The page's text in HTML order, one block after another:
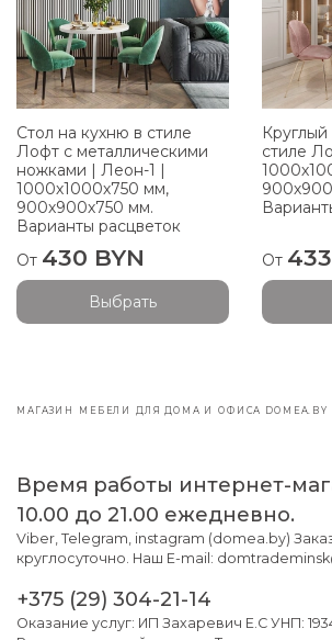
Стол на кухню в стиле
Лофт с металлическими
ножками | Леон-1 |
1000х1000х750 мм,
900х900х750 мм.
Варианты расцветок
От 430 BYN
Выбрать
стиле
От
МАГАЗИН МЕБЕЛИ ДЛЯ ДОМА И ОФИСА DOMEA.BY
Время работы интернет-
10.00 до 21.00 ежедневно.
Viber, Telegram, instagram (domea.by)
круглосуточно. Наш E-mail:
+375 (29) 304-21-14
Оказание услуг: ИП Захаревич Е.С УНП: